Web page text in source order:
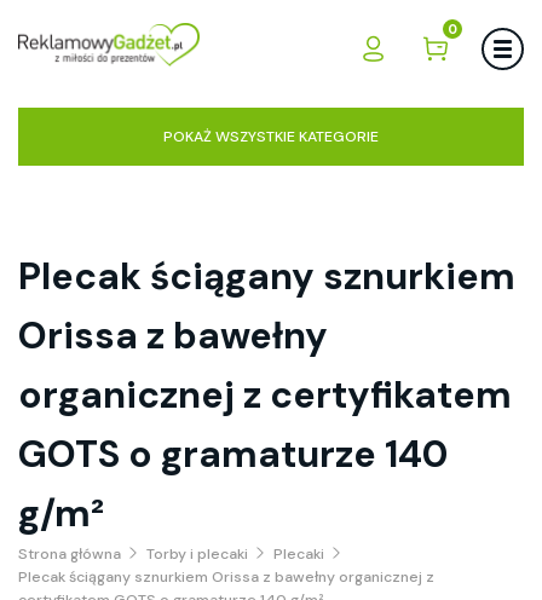
0
POKAŻ WSZYSTKIE KATEGORIE
Plecak ściągany sznurkiem
Orissa z bawełny
organicznej z certyfikatem
GOTS o gramaturze 140
g/m²
Strona główna Torby i plecaki
Plecaki
Plecak ściągany sznurkiem Orissa z bawełny organicznej z